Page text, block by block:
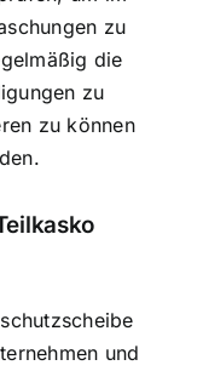
zu
die
zu
zu können
und